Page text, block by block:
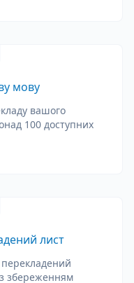
мову
вашого
100 доступних
лист
збереженням